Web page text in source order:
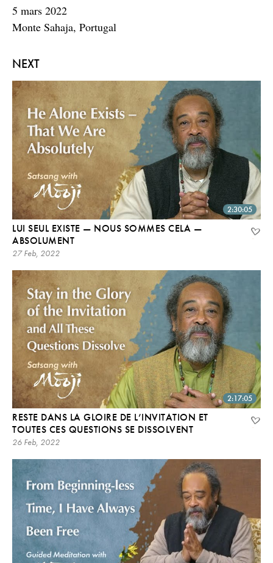
NEXT
2:30:05
LUI SEUL EXISTE — NOUS SOMMES CELA —
ABSOLUMENT
27 Feb, 2022
2:17:05
RESTE DANS LA GLOIRE DE L’INVITATION ET
TOUTES CES QUESTIONS SE DISSOLVENT
26 Feb, 2022
5 mars 2022
Monte Sahaja, Portugal